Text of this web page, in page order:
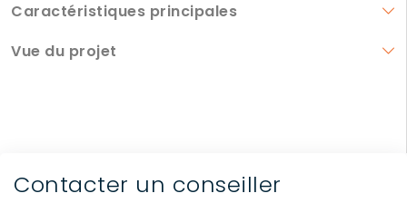
Caractéristiques principales
Vue du projet
Contacter un conseiller